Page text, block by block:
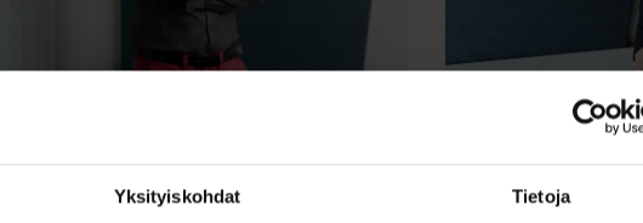
Yksityiskohdat Tietoja
Elisa